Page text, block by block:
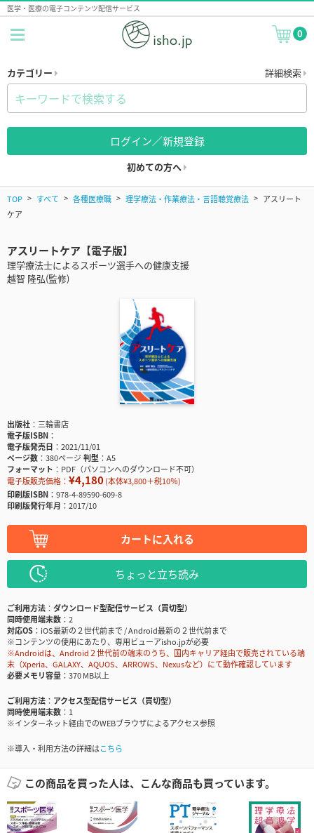
医学・医療の電子コンテンツ配信サービス
0
カテゴリー 詳細検索
ログイン／新規登録
初めての方へ
TOP すべて 各種医療職 理学療法・作業療法・言語聴覚療法
アスリート
ケア
アスリートケア【電子版】
理学療法士によるスポーツ選手への健康支援
越智 隆弘(監修)
出版社
三輪書店
電子版ISBN
電子版発売日
2021/11/01
ページ数
380ページ判型
A5
フォーマット
PDF（パソコンへのダウンロード不可）
電子版販売価格： ¥4,180(本体¥3,800＋税10％)
印刷版ISBN
978-4-89590-609-8
印刷版発行年月
2017/10
カートに入れる
ちょっと立ち読み
ご利用方法
ダウンロード型配信サービス（買切型）
同時使用端末数
2
対応OS
iOS最新の２世代前まで / Android最新の２世代前まで
※コンテンツの使用にあたり、専用ビューアisho.jpが必要
※Androidは、Android２世代前の端末のうち、国内キャリア経由で販売されている端
末（Xperia、GALAXY、AQUOS、ARROWS、Nexusなど）にて動作確認しています
必要メモリ容量
370 MB以上
ご利用方法
アクセス型配信サービス（買切型）
同時使用端末数
1
※インターネット経由でのWEBブラウザによるアクセス参照
※導入・利用方法の詳細はこちら
この商品を買った人は、こんな商品も買っています。